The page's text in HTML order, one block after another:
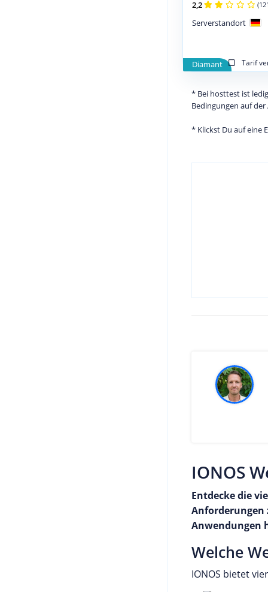
Diamant Tarif
2,2
Serverstandort
* Bei hosttest ist
Bedingungen auf
* Klickst Du auf eine
IONOS
Entdecke die
Anforderungen
Anwendungen
Welche
IONOS bietet